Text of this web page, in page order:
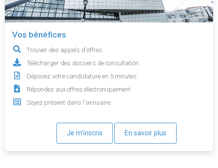
Vos bénéfices
Trouver des appels d'offres
Télécharger des dossiers de consultation
Déposez votre candidature en 5 minutes
Répondez aux offres électroniquement
Soyez présent dans l'annuaire
Je m'inscris En savoir plus